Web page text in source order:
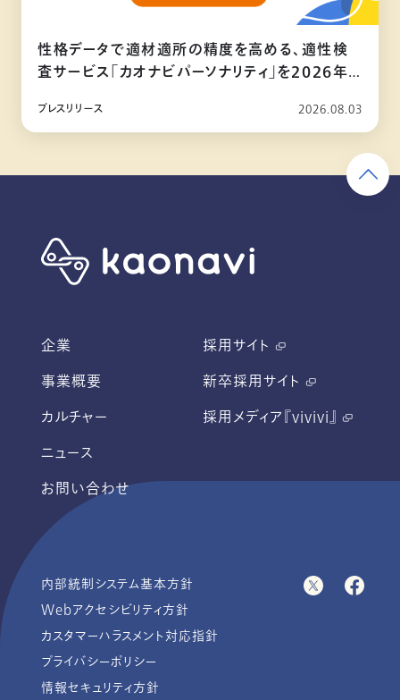
性格データで適材適所の精度を高める、適性検
査サービス「カオナビパーソナリティ」を2026年
プレスリリース 2026.08.03
企業
事業概要
カルチャー
ニュース
お問い合わせ
採用サイト
新卒採用サイト
採用メディア『vivivi』
内部統制システム基本方針
Webアクセシビリティ方針
カスタマーハラスメント対応指針
プライバシーポリシー
情報セキュリティ方針